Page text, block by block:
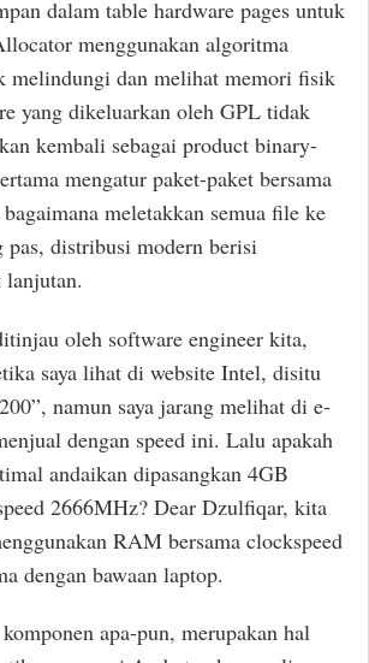
dalam table hardware pages untuk
menggunakan algoritma
melindungi dan melihat memori fisik
yang dikeluarkan oleh GPL tidak
kembali sebagai product binary-
mengatur paket-paket bersama
meletakkan semua file ke
pas, distribusi modern berisi
lanjutan.
oleh software engineer kita,
saya lihat di website Intel, disitu
namun saya jarang melihat di e-
dengan speed ini. Lalu apakah
andaikan dipasangkan 4GB
2666MHz? Dear Dzulfiqar, kita
RAM bersama clockspeed
dengan bawaan laptop.
apa-pun, merupakan hal